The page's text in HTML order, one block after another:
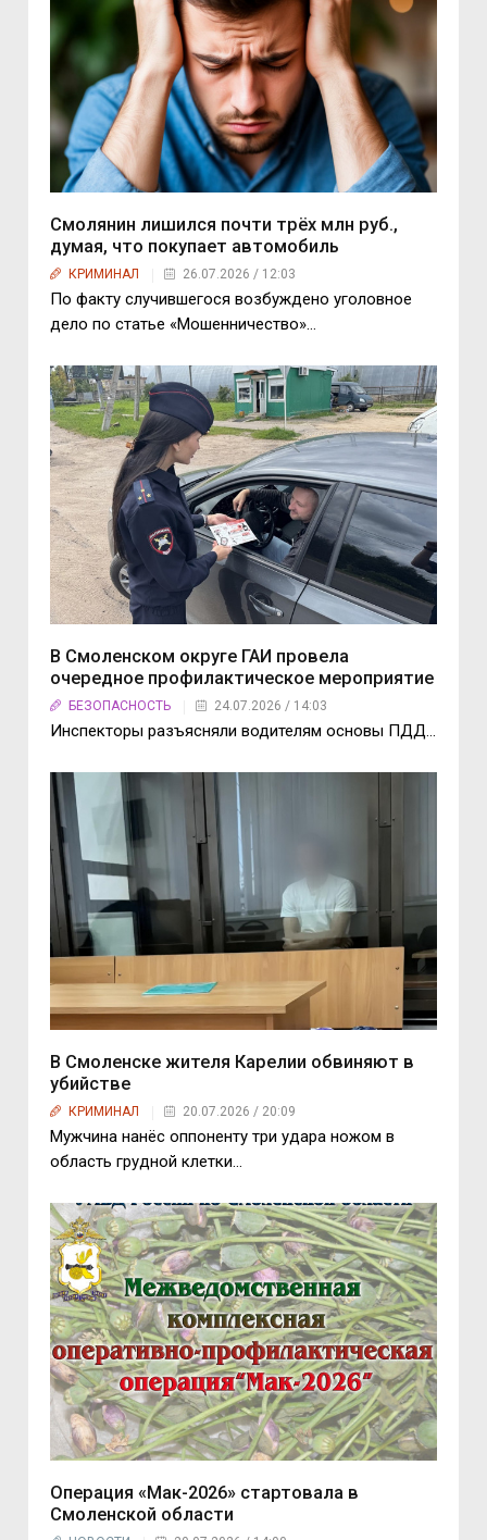
Смолянин лишился почти трёх млн руб.,
думая, что покупает автомобиль
КРИМИНАЛ 26.07.2026 / 12:03
По факту случившегося возбуждено уголовное
дело по статье «Мошенничество»…
В Смоленском округе ГАИ провела
очередное профилактическое мероприятие
БЕЗОПАСНОСТЬ 24.07.2026 / 14:03
Инспекторы разъясняли водителям основы ПДД…
В Смоленске жителя Карелии обвиняют в
убийстве
КРИМИНАЛ 20.07.2026 / 20:09
Мужчина нанёс оппоненту три удара ножом в
область грудной клетки…
Операция «Мак-2026» стартовала в
Смоленской области